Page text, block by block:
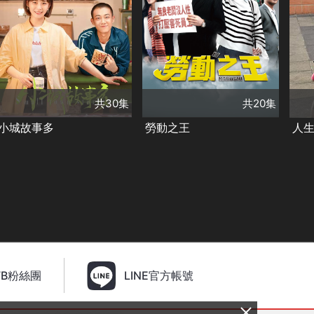
共30集
演員
張佳寧
高至霆
吳幸鍵
宋家騰
朱鋭
呂小雨
娜仁花
譚希和
田徵
王清
陳薪璇
徐紹瑛
類別
甜寵愛情❤️
精彩陸劇
✨
共30集
城故事多
共20集
演員
黃藤浩
安唯綾
古斌
羅思綺
張靜之
涂台鳳
童毅軍
陳瓊美
朱俊憲
施達伶
范姜泰基
李至元
謝其文
類別
客家戲劇共20集
勞動之王
演
庹
類
人
粉絲團 LINE官方帳號